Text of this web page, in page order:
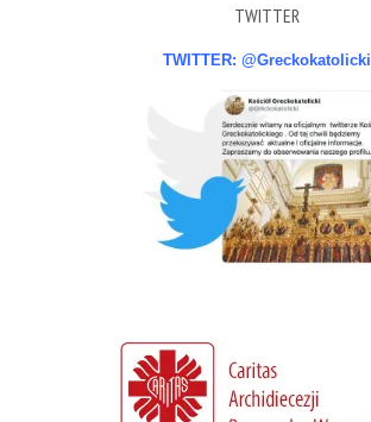
TWITTER
TWITTER: @Greckokatolicki